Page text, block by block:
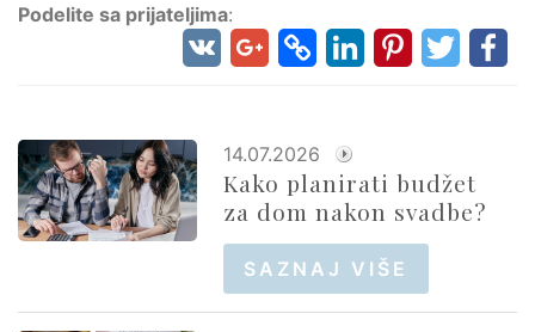
Podelite sa prijateljima:
14.07.2026
Kako planirati budžet
za dom nakon svadbe?
SAZNAJ VIŠE